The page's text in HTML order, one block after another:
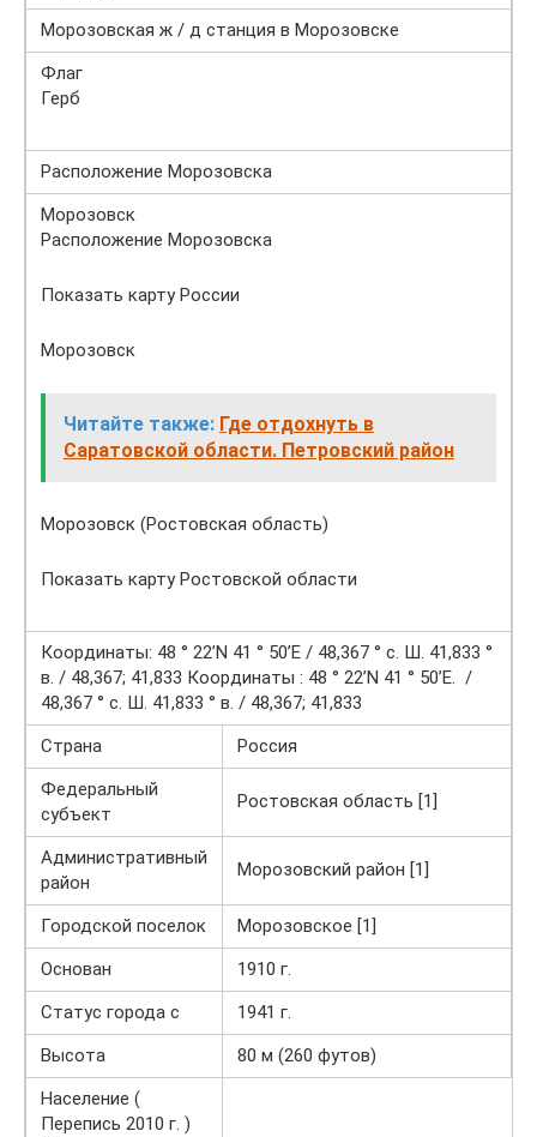
Морозовская ж / д станция в Морозовске
Флаг
Герб
Расположение Морозовска
Морозовск
Расположение Морозовска
Показать карту России
Морозовск
Читайте также: Где отдохнуть в
Саратовской области. Петровский район
Морозовск (Ростовская область)
Показать карту Ростовской области
Координаты: 48 ° 22’N 41 ° 50’E / 48,367 ° с. Ш. 41,833 °
в. / 48,367; 41,833 Координаты : 48 ° 22’N 41 ° 50’E. /
48,367 ° с. Ш. 41,833 ° в. / 48,367; 41,833
Страна
Россия
Федеральный
субъект
Ростовская область [1]
Административный
район
Морозовский район [1]
Городской поселок
Морозовское [1]
Основан
1910 г.
Статус города с
1941 г.
Высота
80 м (260 футов)
Население (
Перепись 2010 г. )